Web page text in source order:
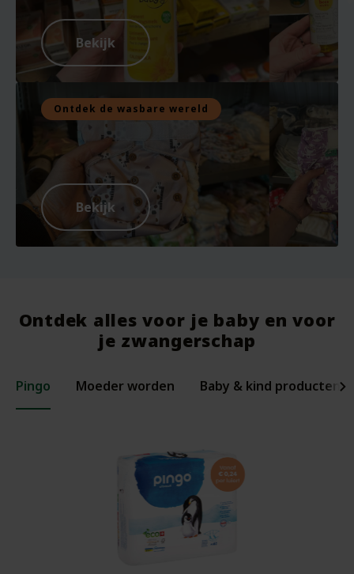
Bekijk
Ontdek de wasbare wereld
Bekijk
Ontdek alles voor je baby en voor
je zwangerschap
Pingo Moeder worden Baby & kind producten